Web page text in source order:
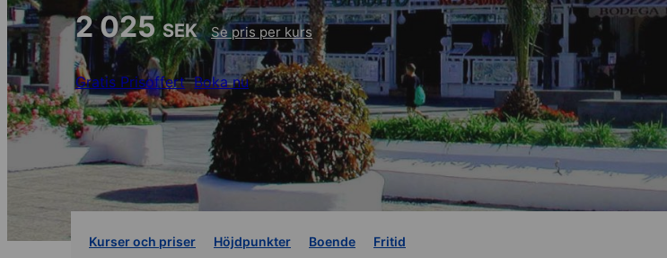
2 025SEK Se pris per kurs
Gratis Prisoffert Boka nu
Kurser och priser Höjdpunkter Boende Fritid